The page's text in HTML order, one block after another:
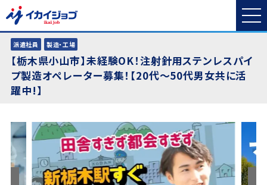
派遣社員 製造・工場
【栃木県小山市】未経験OK！注射針用ステンレスパイ
プ製造オペレーター募集！【20代～50代男女共に活
躍中!】